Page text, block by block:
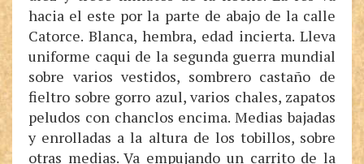
hacia el este por la parte de abajo de la calle
Catorce. Blanca, hembra, edad incierta. Lleva
uniforme caqui de la segunda guerra mundial
sobre varios vestidos, sombrero castaño de
fieltro sobre gorro azul, varios chales, zapatos
peludos con chanclos encima. Medias bajadas
y enrolladas a la altura de los tobillos, sobre
otras medias. Va empujando un carrito de la